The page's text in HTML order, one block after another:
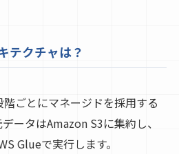
テクチャは？
ごとにマネージドを採用する
ータはAmazon S3に集約し、
Glueで実行します。